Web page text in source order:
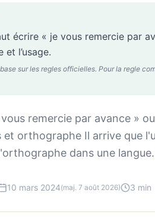
écrire « je vous remercie par
l’usage.
sur les regles officielles. Pour la regle
remercie par avance »
orthographe Il arrive que
dans une
10 mars 2024(maj. 7 août 2026) 3 min